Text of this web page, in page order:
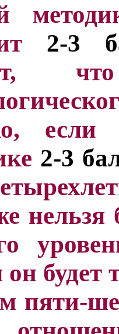
2-3
2-3
нельзя
будет
пяти-